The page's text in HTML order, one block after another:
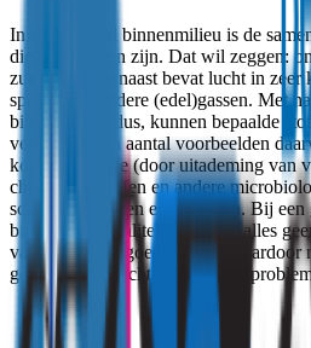
In een gezond binnenmilieu is de
die zou moeten zijn. Dat wil zeggen:
zuurstof. Daarnaast bevat lucht in zeer
sporen van andere (edel)gassen. Met
binnenmilieu dus, kunnen bepaalde
vervuilen. Een aantal voorbeelden
koolstofdioxide (door uitademing van
chemische stoffen en andere
schimmels, gisten en bacteriën. Bij een
binnenluchtkwaliteit is van dit alles
van de lucht is goed en zorgt daardoor
gezondheidsklachten of andere